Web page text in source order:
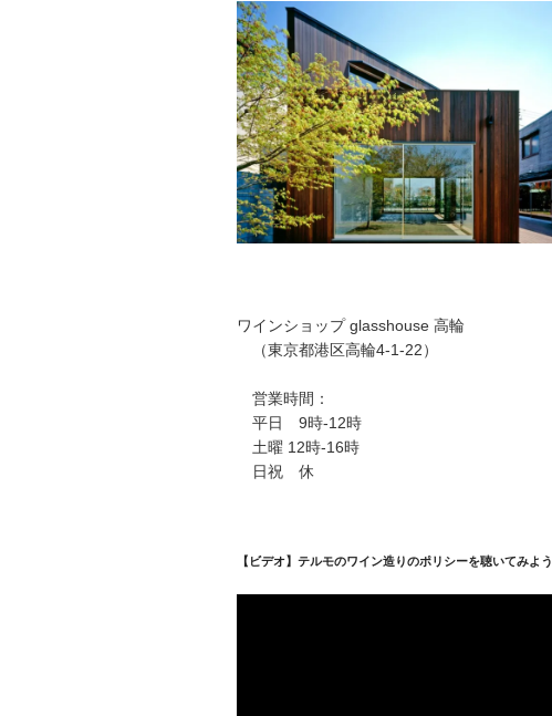
ワインショップ glasshouse 高輪
（東京都港区高輪4-1-22）
営業時間：
平日 9時-12時
土曜 12時-16時
日祝 休
【ビデオ】テルモのワイン造りのポリシーを聴いてみよう